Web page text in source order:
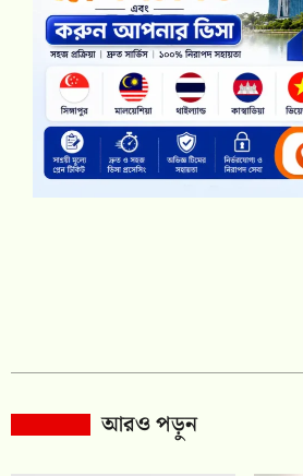
আরও পড়ুন